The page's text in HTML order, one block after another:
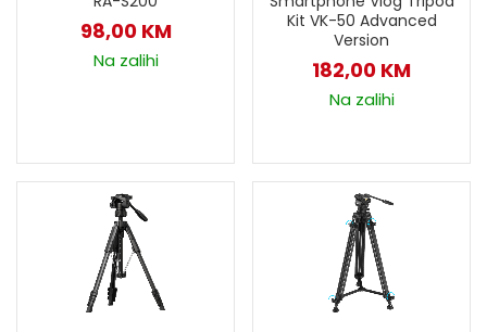
98,00 KM
Na zalihi
Kit VK-50 Advanced
Version
182,00 KM
Na zalihi